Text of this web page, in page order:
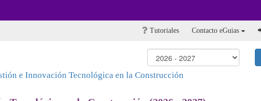
Tutoriales Contacto eGuias
e Innovación Tecnológica en la Construcción